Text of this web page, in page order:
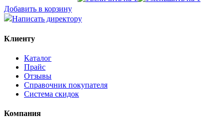
Добавить в корзину
Написать директору
Клиенту
Каталог
Прайс
Отзывы
Справочник покупателя
Система скидок
Компания